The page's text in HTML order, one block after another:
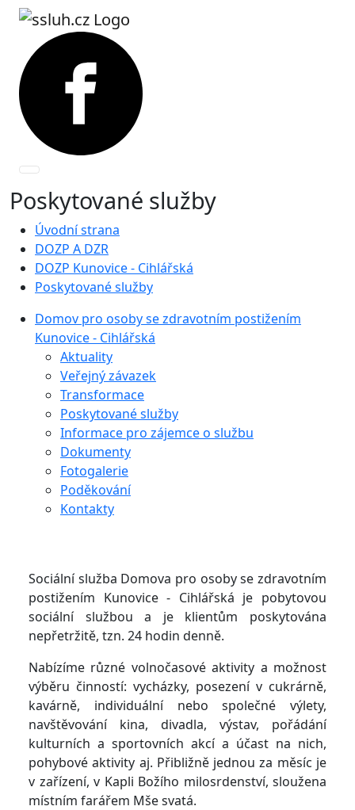
Poskytované služby
Úvodní strana
DOZP A DZR
DOZP Kunovice - Cihlářská
Poskytované služby
Domov pro osoby se zdravotním postižením
Kunovice - Cihlářská
Aktuality
Veřejný závazek
Transformace
Poskytované služby
Informace pro zájemce o službu
Dokumenty
Fotogalerie
Poděkování
Kontakty
Sociální služba Domova pro osoby se zdravotním
postižením Kunovice - Cihlářská je pobytovou
sociální službou a je klientům poskytována
nepřetržitě, tzn. 24 hodin denně.
Nabízíme různé volnočasové aktivity a možnost
výběru činností: vycházky, posezení v cukrárně,
kavárně, individuální nebo společné výlety,
navštěvování kina, divadla, výstav, pořádání
kulturních a sportovních akcí a účast na nich,
pohybové aktivity aj. Přibližně jednou za měsíc je
v zařízení, v Kapli Božího milosrdenství, sloužena
místním farářem Mše svatá.